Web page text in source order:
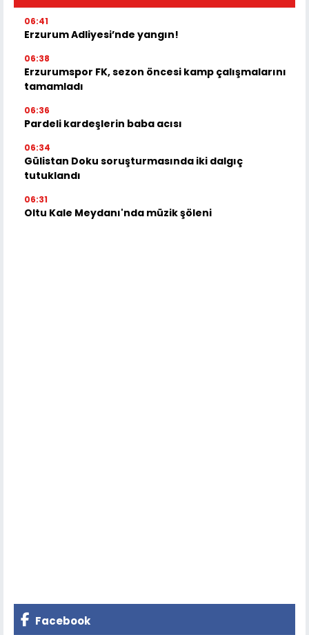
06:41
Erzurum Adliyesi’nde yangın!
06:38
Erzurumspor FK, sezon öncesi kamp çalışmalarını
tamamladı
06:36
Pardeli kardeşlerin baba acısı
06:34
Gülistan Doku soruşturmasında iki dalgıç
tutuklandı
06:31
Oltu Kale Meydanı'nda müzik şöleni
Facebook